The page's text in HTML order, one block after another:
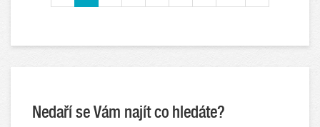
Nedaří se Vám najít co hledáte?